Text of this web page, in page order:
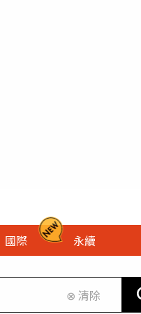
國際 永續
⊗ 清除